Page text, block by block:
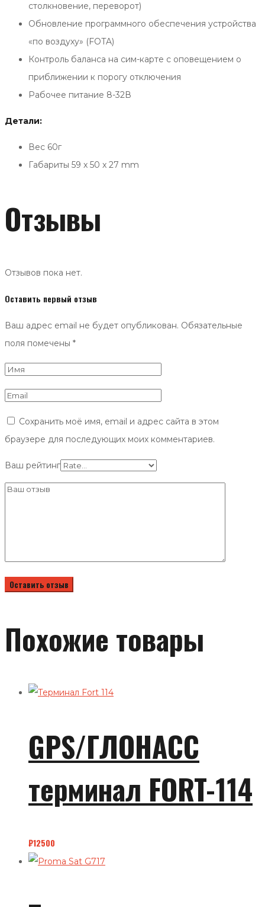
столкновение, переворот)
Обновление программного обеспечения устройства
«по воздуху» (FOTA)
Контроль баланса на сим-карте с оповещением о
приближении к порогу отключения
Рабочее питание 8-32В
Детали:
Вес 60г
Габариты 59 x 50 x 27 mm
Отзывы
Отзывов пока нет.
Оставить первый отзыв
Ваш адрес email не будет опубликован. Обязательные
поля помечены *
Сохранить моё имя, email и адрес сайта в этом
браузере для последующих моих комментариев.
Ваш рейтинг
Похожие товары
GPS/ГЛОНАСС
терминал FORT-114
₽12500